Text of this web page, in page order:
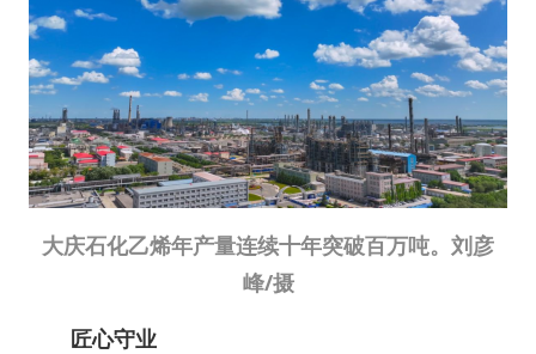
大庆石化乙烯年产量连续十年突破百万吨。刘彦
峰/摄
匠心守业